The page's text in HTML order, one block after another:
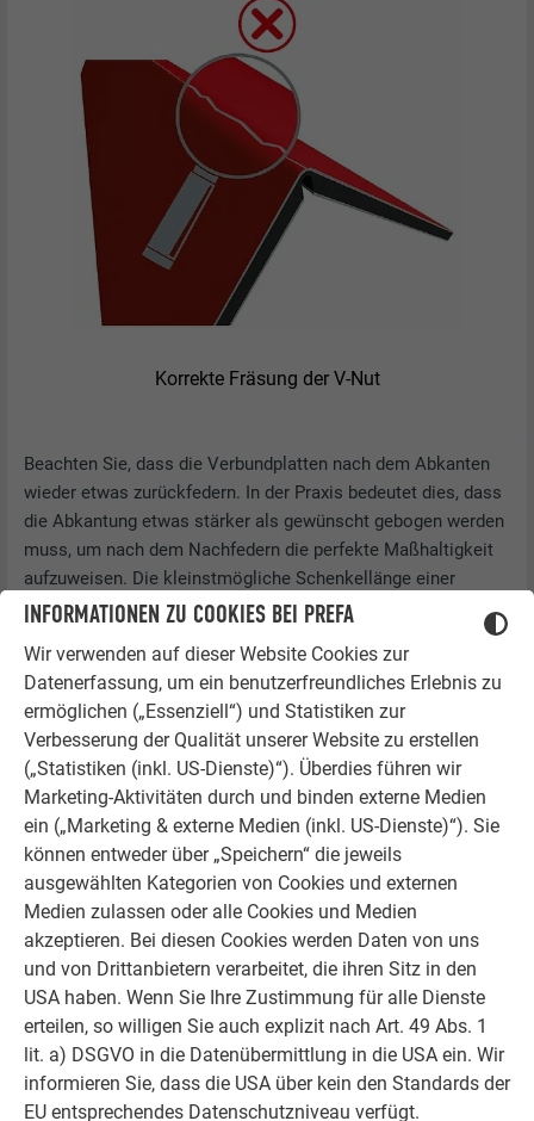
INFORMATIONEN ZU COOKIES BEI PREFA
Wir verwenden auf dieser Website Cookies zur
Datenerfassung, um ein benutzerfreundliches Erlebnis zu
ermöglichen („Essenziell“) und Statistiken zur
Verbesserung der Qualität unserer Website zu erstellen
(„Statistiken (inkl. US-Dienste)“). Überdies führen wir
Marketing-Aktivitäten durch und binden externe Medien
ein („Marketing & externe Medien (inkl. US-Dienste)“). Sie
können entweder über „Speichern“ die jeweils
ausgewählten Kategorien von Cookies und externen
Medien zulassen oder alle Cookies und Medien
akzeptieren. Bei diesen Cookies werden Daten von uns
und von Drittanbietern verarbeitet, die ihren Sitz in den
USA haben. Wenn Sie Ihre Zustimmung für alle Dienste
erteilen, so willigen Sie auch explizit nach Art. 49 Abs. 1
lit. a) DSGVO in die Datenübermittlung in die USA ein. Wir
informieren Sie, dass die USA über kein den Standards der
EU entsprechendes Datenschutzniveau verfügt.
Korrekte Fräsung der V-Nut
Beachten Sie, dass die Verbundplatten nach dem Abkanten
wieder etwas zurückfedern. In der Praxis bedeutet dies, dass
die Abkantung etwas stärker als gewünscht gebogen werden
muss, um nach dem Nachfedern die perfekte Maßhaltigkeit
aufzuweisen. Die kleinstmögliche Schenkellänge einer
Abkantung beträgt 20 mm.
HINWEIS
Beachten Sie bei der Ermittlung der korrekten
Plattenabwicklung, dass bei der geklebten Montage die
Stärke des Klebesystems berücksichtigt werden muss.
Je nachdem, ob es sich um einen Außen- oder
Innenumbug handelt, addieren resp. subtrahieren Sie
diese Stärke (im Normalfall: 3 mm) zu bzw. von dem
vom Kleberhersteller vorgegebenen Klebesystem.